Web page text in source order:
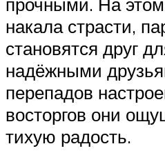
накала страсти,
становятся друг
надёжными
перепадов
восторгов они
тихую радость.